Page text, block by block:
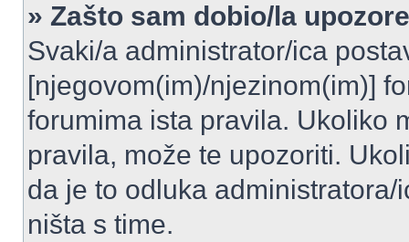
» Zašto sam dobio/la
Svaki/a administrator/ica
[njegovom(im)/njezinom(im)]
forumima ista pravila. Ukoliko
pravila, može te upozoriti.
da je to odluka
ništa s time.